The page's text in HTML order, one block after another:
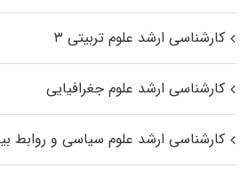
کارشناسی ارشد علوم تربیتی ۳
کارشناسی ارشد علوم جغرافیایی
کارشناسی ارشد علوم سیاسی و روابط